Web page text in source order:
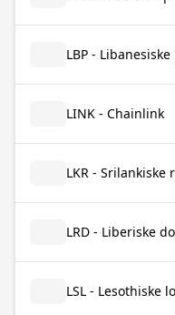
LBP -
LINK - Chainlink
LKR - Srilankiske
LRD - Liberiske
LSL - Lesothiske